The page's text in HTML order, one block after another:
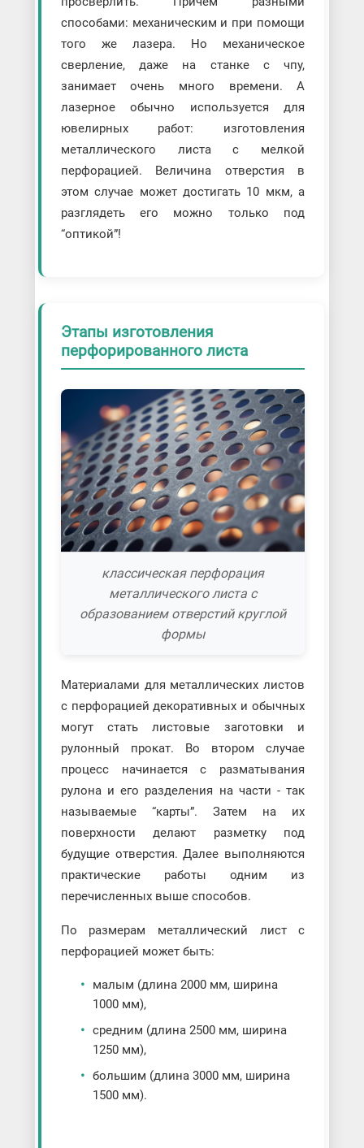
способами: механическим и при помощи
того же лазера. Но механическое
сверление, даже на станке с чпу,
занимает очень много времени. А
лазерное обычно используется для
ювелирных работ: изготовления
металлического листа с мелкой
перфорацией. Величина отверстия в
этом случае может достигать 10 мкм, а
разглядеть его можно только под
“оптикой”!
Этапы изготовления
перфорированного листа
классическая перфорация
металлического листа с
образованием отверстий круглой
формы
Материалами для металлических листов
с перфорацией декоративных и обычных
могут стать листовые заготовки и
рулонный прокат. Во втором случае
процесс начинается с разматывания
рулона и его разделения на части - так
называемые “карты”. Затем на их
поверхности делают разметку под
будущие отверстия. Далее выполняются
практические работы одним из
перечисленных выше способов.
По размерам металлический лист с
перфорацией может быть:
малым (длина 2000 мм, ширина
1000 мм),
средним (длина 2500 мм, ширина
1250 мм),
большим (длина 3000 мм, ширина
1500 мм).